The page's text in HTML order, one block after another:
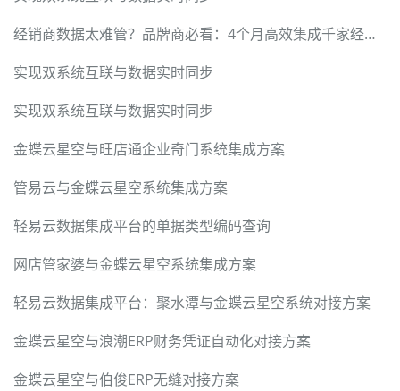
经销商数据太难管？品牌商必看：4个月高效集成千家经销商的落地指南
实现双系统互联与数据实时同步
实现双系统互联与数据实时同步
金蝶云星空与旺店通企业奇门系统集成方案
管易云与金蝶云星空系统集成方案
轻易云数据集成平台的单据类型编码查询
网店管家婆与金蝶云星空系统集成方案
轻易云数据集成平台：聚水潭与金蝶云星空系统对接方案
金蝶云星空与浪潮ERP财务凭证自动化对接方案
金蝶云星空与伯俊ERP无缝对接方案